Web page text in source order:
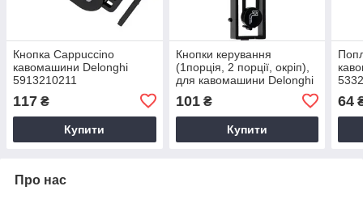
Кнопка Cappuccino
кавомашини Delonghi
5913210211
117 ₴
Купити
Кнопки керування
(1порція, 2 порції, окріп),
для кавомашини Delonghi
101₴
Купити
64
Про нас